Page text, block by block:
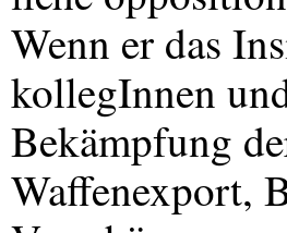
Wenn er das
kollegInnen
Bekämpfung
Waffenexport,